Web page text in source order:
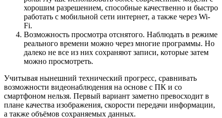
хорошим разрешением, способные качественно и быстро
работать с мобильной сети интернет, а также через Wi-
Fi.
Возможность просмотра отснятого. Наблюдать в режиме
реального времени можно через многие программы. Но
далеко не все из них сохраняют записи, которые затем
можно просмотреть.
Учитывая нынешний технический прогресс, сравнивать
возможности видеонаблюдения на основе с ПК и со
смартфоном нельзя. Первый вариант заметно превосходит в
плане качества изображения, скорости передачи информации,
а также объёмов сохраняемых данных.